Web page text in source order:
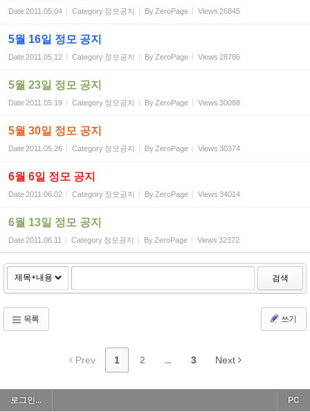
Date2011.05.04 Category 정모공지 By ZeroPage Views 26845
5월 16일 정모 공지
Date2011.05.12 Category 정모공지 By ZeroPage Views 28786
5월 23일 정모 공지
Date2011.05.19 Category 정모공지 By ZeroPage Views 30088
5월 30일 정모 공지
Date2011.05.26 Category 정모공지 By ZeroPage Views 30374
6월 6일 정모 공지
Date2011.06.02 Category 정모공지 By ZeroPage Views 34014
6월 13일 정모 공지
Date2011.06.11 Category 정모공지 By ZeroPage Views 32372
검색
목록 쓰기
Prev 1 2 ... 3 Next
로그인... PC